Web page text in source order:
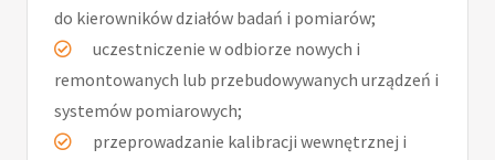
do kierowników działów badań i pomiarów;
uczestniczenie w odbiorze nowych i
remontowanych lub przebudowywanych urządzeń i
systemów pomiarowych;
przeprowadzanie kalibracji wewnętrznej i